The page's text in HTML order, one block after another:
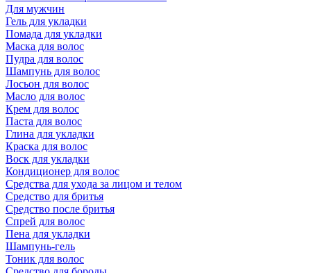
Для мужчин
Гель для укладки
Помада для укладки
Маска для волос
Пудра для волос
Шампунь для волос
Лосьон для волос
Масло для волос
Крем для волос
Паста для волос
Глина для укладки
Краска для волос
Воск для укладки
Кондиционер для волос
Средства для ухода за лицом и телом
Средство для бритья
Средство после бритья
Спрей для волос
Пена для укладки
Шампунь-гель
Тоник для волос